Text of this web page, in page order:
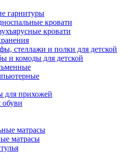
гарнитуры
кровати
кровати
стеллажи и полки для детской
и комоды для детской
для прихожей
матрасы
матрасы